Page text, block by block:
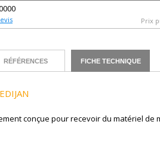
Prix
RÉFÉRENCES FICHE TECHNIQUE
conçue pour recevoir du matériel de